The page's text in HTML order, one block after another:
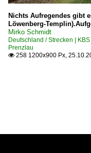
Nichts Aufregendes gibt
Löwenberg-
Mirko Schmidt
Deutschland / Strecken |
Prenzlau
 258 1200x900 Px,